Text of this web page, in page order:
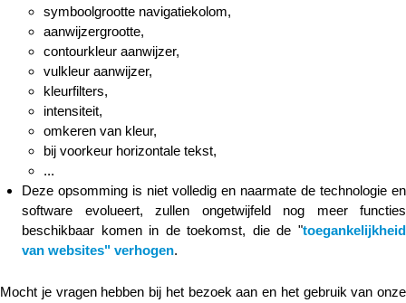
symboolgrootte navigatiekolom,
aanwijzergrootte,
contourkleur aanwijzer,
vulkleur aanwijzer,
kleurfilters,
intensiteit,
omkeren van kleur,
bij voorkeur horizontale tekst,
...
Deze opsomming is niet volledig en naarmate de technologie en
software evolueert, zullen ongetwijfeld nog meer functies
beschikbaar komen in de toekomst, die de "toegankelijkheid
van websites" verhogen.
Mocht je vragen hebben bij het bezoek aan en het gebruik van onze